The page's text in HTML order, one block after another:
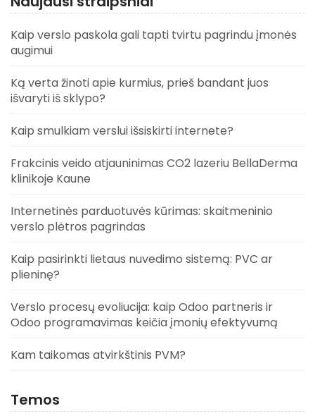
Kaip verslo paskola gali tapti tvirtu pagrindu įmonės
augimui
Ką verta žinoti apie kurmius, prieš bandant juos
išvaryti iš sklypo?
Kaip smulkiam verslui išsiskirti internete?
Frakcinis veido atjauninimas CO2 lazeriu BellaDerma
klinikoje Kaune
Internetinės parduotuvės kūrimas: skaitmeninio
verslo plėtros pagrindas
Kaip pasirinkti lietaus nuvedimo sistemą: PVC ar
plieninę?
Verslo procesų evoliucija: kaip Odoo partneris ir
Odoo programavimas keičia įmonių efektyvumą
Kam taikomas atvirkštinis PVM?
Temos